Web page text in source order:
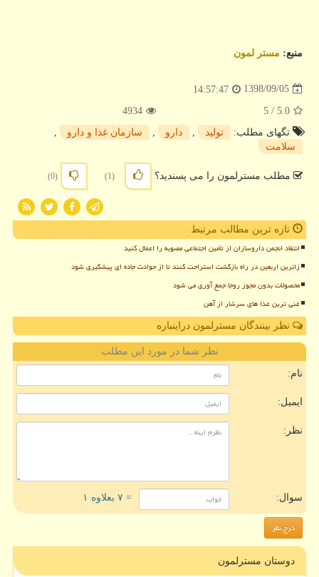
منبع: مستر لمون
1398/09/05
14:57:47
5.0
/ 5
4934
تگهای مطلب:
تولید دارو سازمان غذا و دارو
سلامت
مطلب مسترلمون را می پسندید؟ (1)
(0)
تازه ترین مطالب مرتبط
انتقاد انجمن داروسازان از تأمین اجتماعی مصوبه را اعمال کنید
زائرین اربعین در راه بازگشت استراحت کنند تا از حوادث جاده ای پیشگیری شود
محصولات بدون مجوز روجا جمع آوری می شود
غنی ترین غذا های سرشار از آهن
نظر بینندگان مسترلمون دراینباره
نظر شما در مورد این مطلب
نام:
ایمیل:
نظر:
سوال: = ۷ بعلاوه ۱
دوستان مسترلمون